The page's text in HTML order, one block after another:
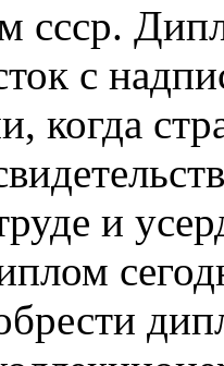
ссср.
с
когда
и